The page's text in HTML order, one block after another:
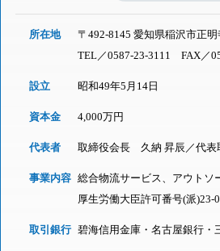
所在地
〒492-8145 愛知県稲沢市正
TEL／0587-23-3111 FAX／
設立 昭和49年5月14日
資本金 4,000万円
代表者 取締役会長 久納 昇辰／代
事業内容 総合物流サービス、アウトソ
厚生労働大臣許可番号(派)23-
取引銀行 碧海信用金庫・名古屋銀行・